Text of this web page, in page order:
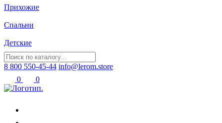
Прихожие
Спальни
Детские
8 800 550-45-44 info@lerom.store
0
0